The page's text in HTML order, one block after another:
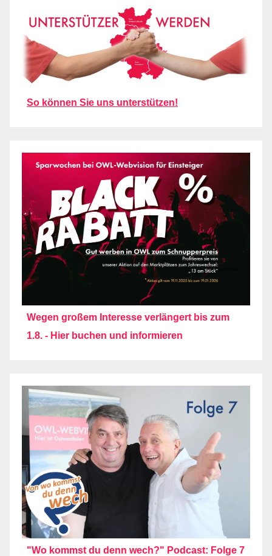
So können Sie uns unterstützen!
Wegen großem Interesse verlängert bis zum
1.8. - Hier buchen und informieren
"Wo kommst du denn wech?" Podcast: Folge 7